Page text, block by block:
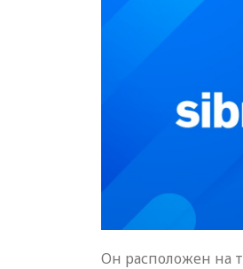
Он расположен на